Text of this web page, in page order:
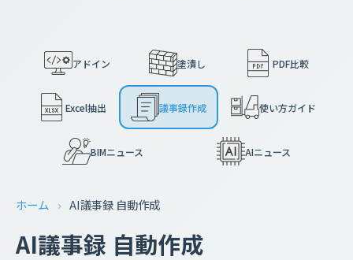
アドイン 塗潰し PDF比較
Excel抽出 議事録作成 使い方ガイド
BIMニュース AIニュース
ホーム › AI議事録 自動作成
AI議事録 自動作成